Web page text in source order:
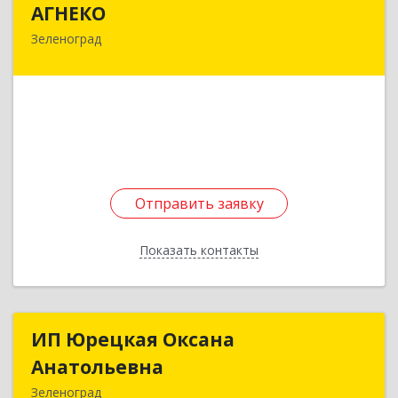
АГНЕКО
Зеленоград
Отправить заявку
Показать контакты
124617, Москва г, Зеленоград г, корпус 1454,
Отправить заявку
Назад
ИП Юрецкая Оксана
Анатольевна
Зеленоград
ИП Юрецкая Оксана